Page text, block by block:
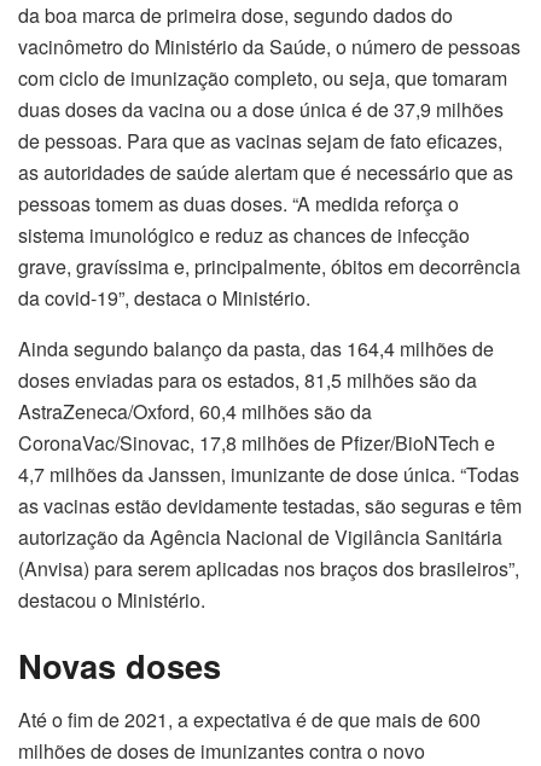
da boa marca de primeira dose, segundo dados do
vacinômetro do Ministério da Saúde, o número de pessoas
com ciclo de imunização completo, ou seja, que tomaram
duas doses da vacina ou a dose única é de 37,9 milhões
de pessoas. Para que as vacinas sejam de fato eficazes,
as autoridades de saúde alertam que é necessário que as
pessoas tomem as duas doses. “A medida reforça o
sistema imunológico e reduz as chances de infecção
grave, gravíssima e, principalmente, óbitos em decorrência
da covid-19”, destaca o Ministério.
Ainda segundo balanço da pasta, das 164,4 milhões de
doses enviadas para os estados, 81,5 milhões são da
AstraZeneca/Oxford, 60,4 milhões são da
CoronaVac/Sinovac, 17,8 milhões de Pfizer/BioNTech e
4,7 milhões da Janssen, imunizante de dose única. “Todas
as vacinas estão devidamente testadas, são seguras e têm
autorização da Agência Nacional de Vigilância Sanitária
(Anvisa) para serem aplicadas nos braços dos brasileiros”,
destacou o Ministério.
Novas doses
Até o fim de 2021, a expectativa é de que mais de 600
milhões de doses de imunizantes contra o novo